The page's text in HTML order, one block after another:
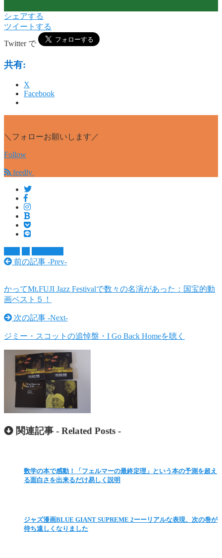
シェアする
ツイートする
Twitter で
共有:
X
Facebook
＼フォローお願いします／
Follow
feedly
前の記事 -Prev-
かってMt.FUJI Jazz Festivalで数々の名演があった：国宝的動
画ベスト５！
次の記事 -Next-
ジミー・スコットの追悼盤・I Go Back Homeを聴く
関連記事 - Related Posts -
数学の本で感動！「フェルマーの最終定理」という本の予測を超え
る面白さを出来るだけ易しく説明
ジャズ漫画BLUE GIANT SUPREME 2ーーリアルな表現、次の巻が
待ち遠しくなりました